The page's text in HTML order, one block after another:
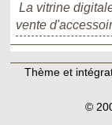
La vitrine
vente
Thème et
©